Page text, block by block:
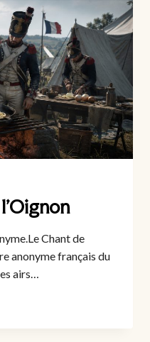
Chant de
anonyme français du
airs…